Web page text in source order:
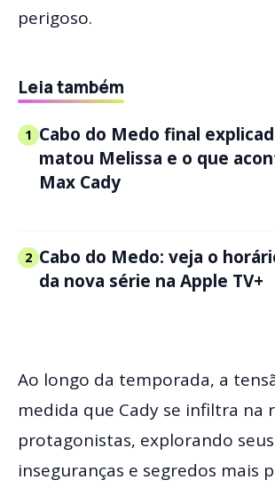
perigoso.
Leia também
1 Cabo do Medo final
matou Melissa e o que
Max Cady
2 Cabo do Medo: veja o
da nova série na Apple TV+
Ao longo da temporada, a
medida que Cady se infiltra na
protagonistas, explorando
inseguranças e segredos mais